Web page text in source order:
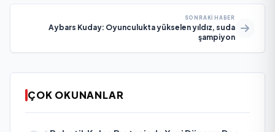
SONRAKI HABER
Aybars Kuday: Oyunculukta yükselen yıldız, suda
şampiyon
ÇOK OKUNANLAR